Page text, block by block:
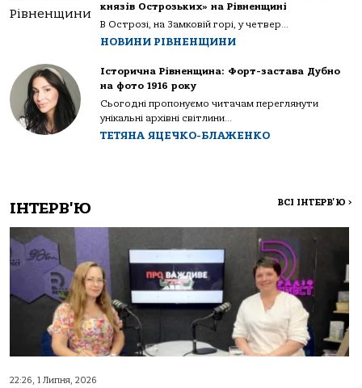
князів Острозьких» на Рівненщині
В Острозі, на Замковій горі, у четвер...
НОВИНИ РІВНЕНЩИНИ
Історична Рівненщина: Форт-застава Дубно
на фото 1916 року
Сьогодні пропонуємо читачам переглянути
унікальні архівні світлини...
ТЕТЯНА ЯЦЕЧКО-БЛАЖЕНКО
ІНТЕРВ'Ю ВСІ ІНТЕРВ'Ю >
22:26, 1 Липня, 2026